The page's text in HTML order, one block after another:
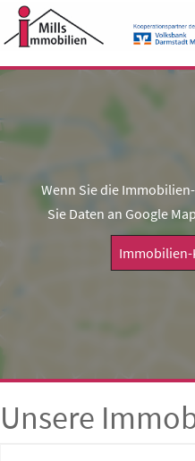
Skip
to
Wenn Sie die
Sie Daten an Google
Immobilien-
Unsere